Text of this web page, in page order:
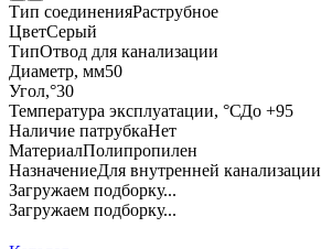
Тип соединенияРаструбное
ЦветСерый
ТипОтвод для канализации
Диаметр, мм50
Угол,°30
Температура эксплуатации, °СДо +95
Наличие патрубкаНет
МатериалПолипропилен
НазначениеДля внутренней канализации
Загружаем подборку...
Загружаем подборку...